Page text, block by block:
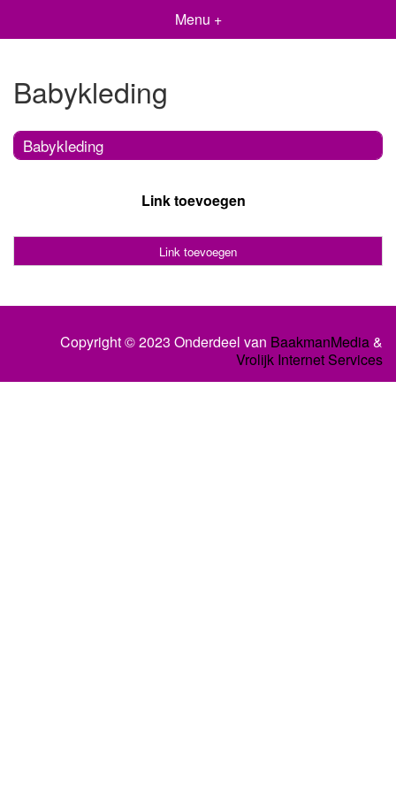
Menu +
Babykleding
Babykleding
Link toevoegen
Link toevoegen
Copyright © 2023 Onderdeel van BaakmanMedia&
Vrolijk Internet Services